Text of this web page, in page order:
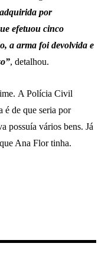
por
efetuou cinco
a arma foi devolvida e
, detalhou.
A Polícia Civil
é de que seria por
possuía vários bens. Já
Ana Flor tinha.